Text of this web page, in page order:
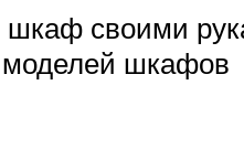
своими
шкафов